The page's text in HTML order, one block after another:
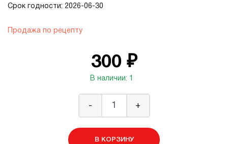
Срок годности: 2026-06-30
Продажа по рецепту
300 ₽
В наличии: 1
- +
В КОРЗИНУ